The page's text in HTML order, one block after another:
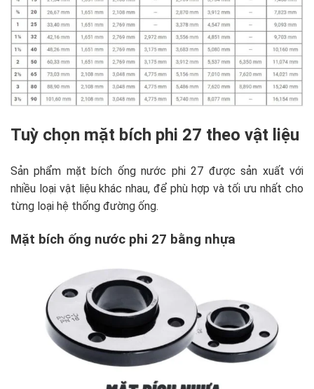
Tuỳ chọn mặt bích phi 27 theo vật liệu
Sản phẩm mặt bích ống nước phi 27 được sản xuất với
nhiều loại vật liệu khác nhau, để phù hợp và tối ưu nhất cho
từng loại hệ thống đường ống.
Mặt bích ống nước phi 27 bằng nhựa